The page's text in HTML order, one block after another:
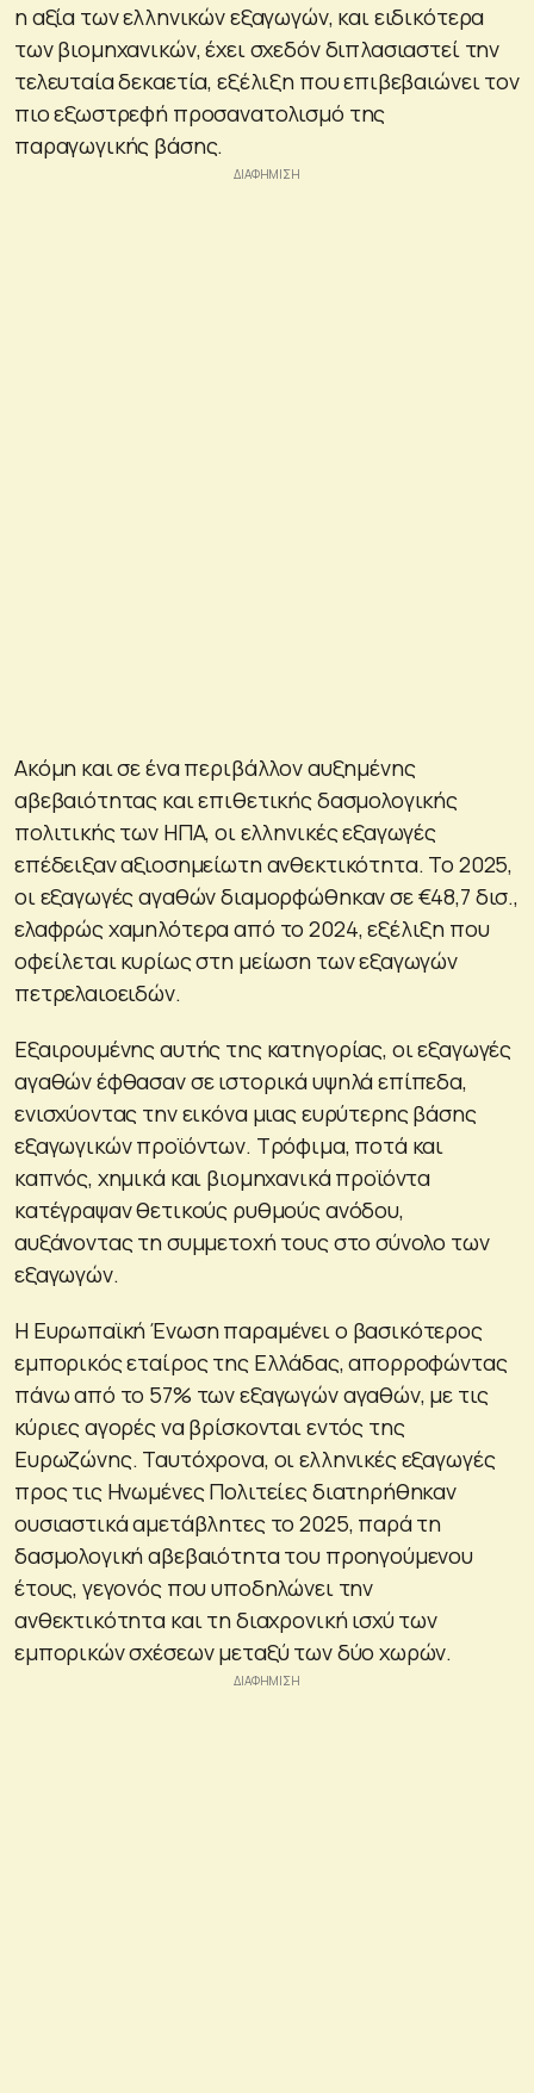
η αξία των ελληνικών εξαγωγών, και ειδικότερα
των βιομηχανικών, έχει σχεδόν διπλασιαστεί την
τελευταία δεκαετία, εξέλιξη που επιβεβαιώνει τον
πιο εξωστρεφή προσανατολισμό της
παραγωγικής βάσης.
Ακόμη και σε ένα περιβάλλον αυξημένης
αβεβαιότητας και επιθετικής δασμολογικής
πολιτικής των ΗΠΑ, οι ελληνικές εξαγωγές
επέδειξαν αξιοσημείωτη ανθεκτικότητα. Το 2025,
οι εξαγωγές αγαθών διαμορφώθηκαν σε €48,7 δισ.,
ελαφρώς χαμηλότερα από το 2024, εξέλιξη που
οφείλεται κυρίως στη μείωση των εξαγωγών
πετρελαιοειδών.
Εξαιρουμένης αυτής της κατηγορίας, οι εξαγωγές
αγαθών έφθασαν σε ιστορικά υψηλά επίπεδα,
ενισχύοντας την εικόνα μιας ευρύτερης βάσης
εξαγωγικών προϊόντων. Τρόφιμα, ποτά και
καπνός, χημικά και βιομηχανικά προϊόντα
κατέγραψαν θετικούς ρυθμούς ανόδου,
αυξάνοντας τη συμμετοχή τους στο σύνολο των
εξαγωγών.
Η Ευρωπαϊκή Ένωση παραμένει ο βασικότερος
εμπορικός εταίρος της Ελλάδας, απορροφώντας
πάνω από το 57% των εξαγωγών αγαθών, με τις
κύριες αγορές να βρίσκονται εντός της
Ευρωζώνης. Ταυτόχρονα, οι ελληνικές εξαγωγές
προς τις Ηνωμένες Πολιτείες διατηρήθηκαν
ουσιαστικά αμετάβλητες το 2025, παρά τη
δασμολογική αβεβαιότητα του προηγούμενου
έτους, γεγονός που υποδηλώνει την
ανθεκτικότητα και τη διαχρονική ισχύ των
εμπορικών σχέσεων μεταξύ των δύο χωρών.